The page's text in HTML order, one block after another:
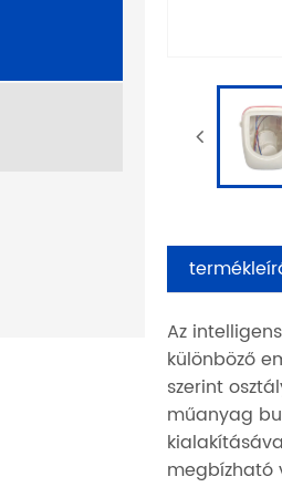
Az
különböző
szerint
műanyag
megbízható